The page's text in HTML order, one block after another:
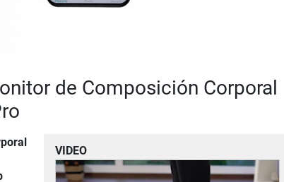
de Composición Corporal
VIDEO